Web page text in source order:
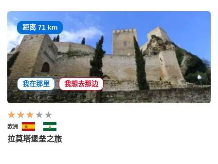
距离 71 km
我在那里 我想去那边
欧洲
拉莫塔堡垒之旅